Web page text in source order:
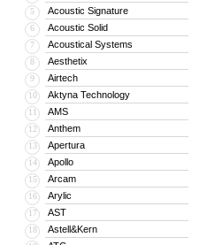
5 Acoustic Signature
6 Acoustic Solid
7 Acoustical Systems
8 Aesthetix
9 Airtech
10 Aktyna Technology
11 AMS
12 Anthem
13 Apertura
14 Apollo
15 Arcam
16 Arylic
17 AST
18 Astell&Kern